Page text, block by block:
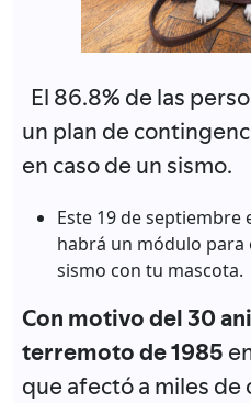
El 86.8% de las
un plan de
en caso de un sismo.
Este 19 de septiembre
habrá un módulo
sismo con tu mascota.
Con motivo del 30
terremoto de 1985
que afectó a miles de